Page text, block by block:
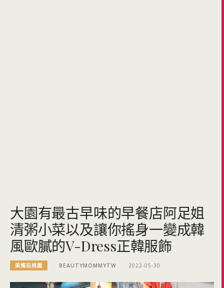
大園有最古早味的早餐店阿足姐
清粥小菜以及讓你搖身一變成韓
風歐膩的V-Dress正韓服飾
美媽玩桃園 BEAUTYMOMMYTW 2022-05-30